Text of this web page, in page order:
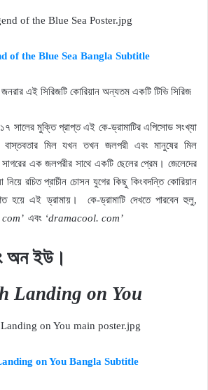
of the Blue Sea Bangla Subtitle
জনরার এই সিরিজটি কোরিয়ান অন্যতম একটি টিভি সিরিজ
সালের মুক্তি প্রাপ্ত এই কে-ড্রামাটির এপিসোড সংখ্যা
মিল যখন তখন জলপরী এবং মানুষের মিল
এক জলপরীর সাথে একটি ছেলের প্রেম। জেলেদের
নিয়ে রচিত প্রাচীন চোসন যুগের কিছু কিংবদন্তি কোরিয়ান
হয়ে এই ড্রামায়।
কে-ড্রামাটি দেখতে পারবেন হুলু,
এবং ‘dramacool. com’
অন ইউ।
Landing on You
on You Bangla Subtitle